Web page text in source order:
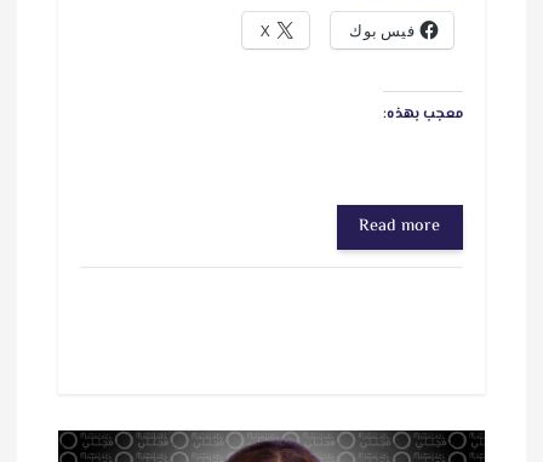
فيس بوك X
معجب بهذه:
Read more